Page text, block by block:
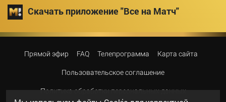
Скачать приложение "Все на Матч"
Прямой эфир FAQ Телепрограмма Карта сайта
Пользовательское соглашение
Политика обработки персональных данных